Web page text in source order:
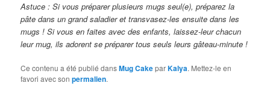
Astuce : Si vous préparer plusieurs mugs seul(e), préparez la
pâte dans un grand saladier et transvasez-les ensuite dans les
mugs ! Si vous en faites avec des enfants, laissez-leur chacun
leur mug, ils adorent se préparer tous seuls leurs gâteau-minute !
Ce contenu a été publié dansMug CakeparKalya. Mettez-le en
favori avec sonpermalien.